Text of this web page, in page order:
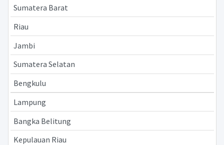
Sumatera Barat
Riau
Jambi
Sumatera Selatan
Bengkulu
Lampung
Bangka Belitung
Kepulauan Riau